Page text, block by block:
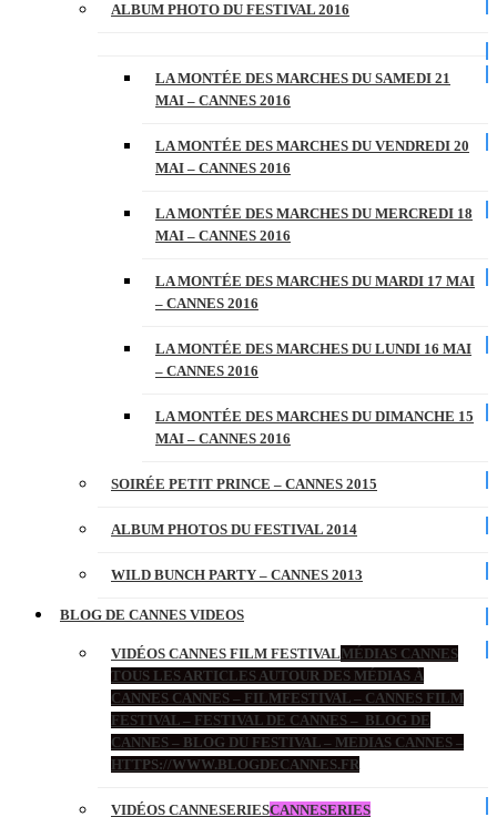
ALBUM PHOTO DU FESTIVAL 2016
LA MONTÉE DES MARCHES DU SAMEDI 21
MAI – CANNES 2016
LA MONTÉE DES MARCHES DU VENDREDI 20
MAI – CANNES 2016
LA MONTÉE DES MARCHES DU MERCREDI 18
MAI – CANNES 2016
LA MONTÉE DES MARCHES DU MARDI 17 MAI
– CANNES 2016
LA MONTÉE DES MARCHES DU LUNDI 16 MAI
– CANNES 2016
LA MONTÉE DES MARCHES DU DIMANCHE 15
MAI – CANNES 2016
SOIRÉE PETIT PRINCE – CANNES 2015
ALBUM PHOTOS DU FESTIVAL 2014
WILD BUNCH PARTY – CANNES 2013
BLOG DE CANNES VIDEOS
VIDÉOS CANNES FILM FESTIVALMÉDIAS CANNES
TOUS LES ARTICLES AUTOUR DES MÉDIAS À
CANNES CANNES – FILMFESTIVAL – CANNES FILM
FESTIVAL – FESTIVAL DE CANNES – BLOG DE
CANNES – BLOG DU FESTIVAL – MEDIAS CANNES –
HTTPS://WWW.BLOGDECANNES.FR
VIDÉOS CANNESERIESCANNESERIES